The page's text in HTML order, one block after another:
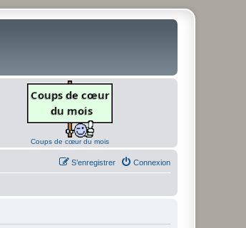
Coups de cœur du mois
Connexion
S’enregistrer